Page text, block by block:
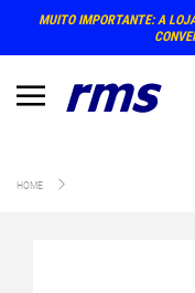
MUITO IMPORTANTE: A
HOME